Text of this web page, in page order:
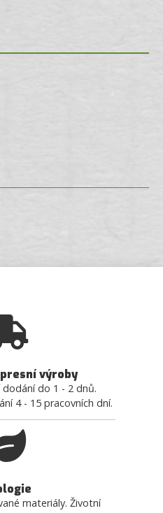
výroby
do 1 - 2 dnů.
4 - 15 pracovních dní.
materiály. Životní